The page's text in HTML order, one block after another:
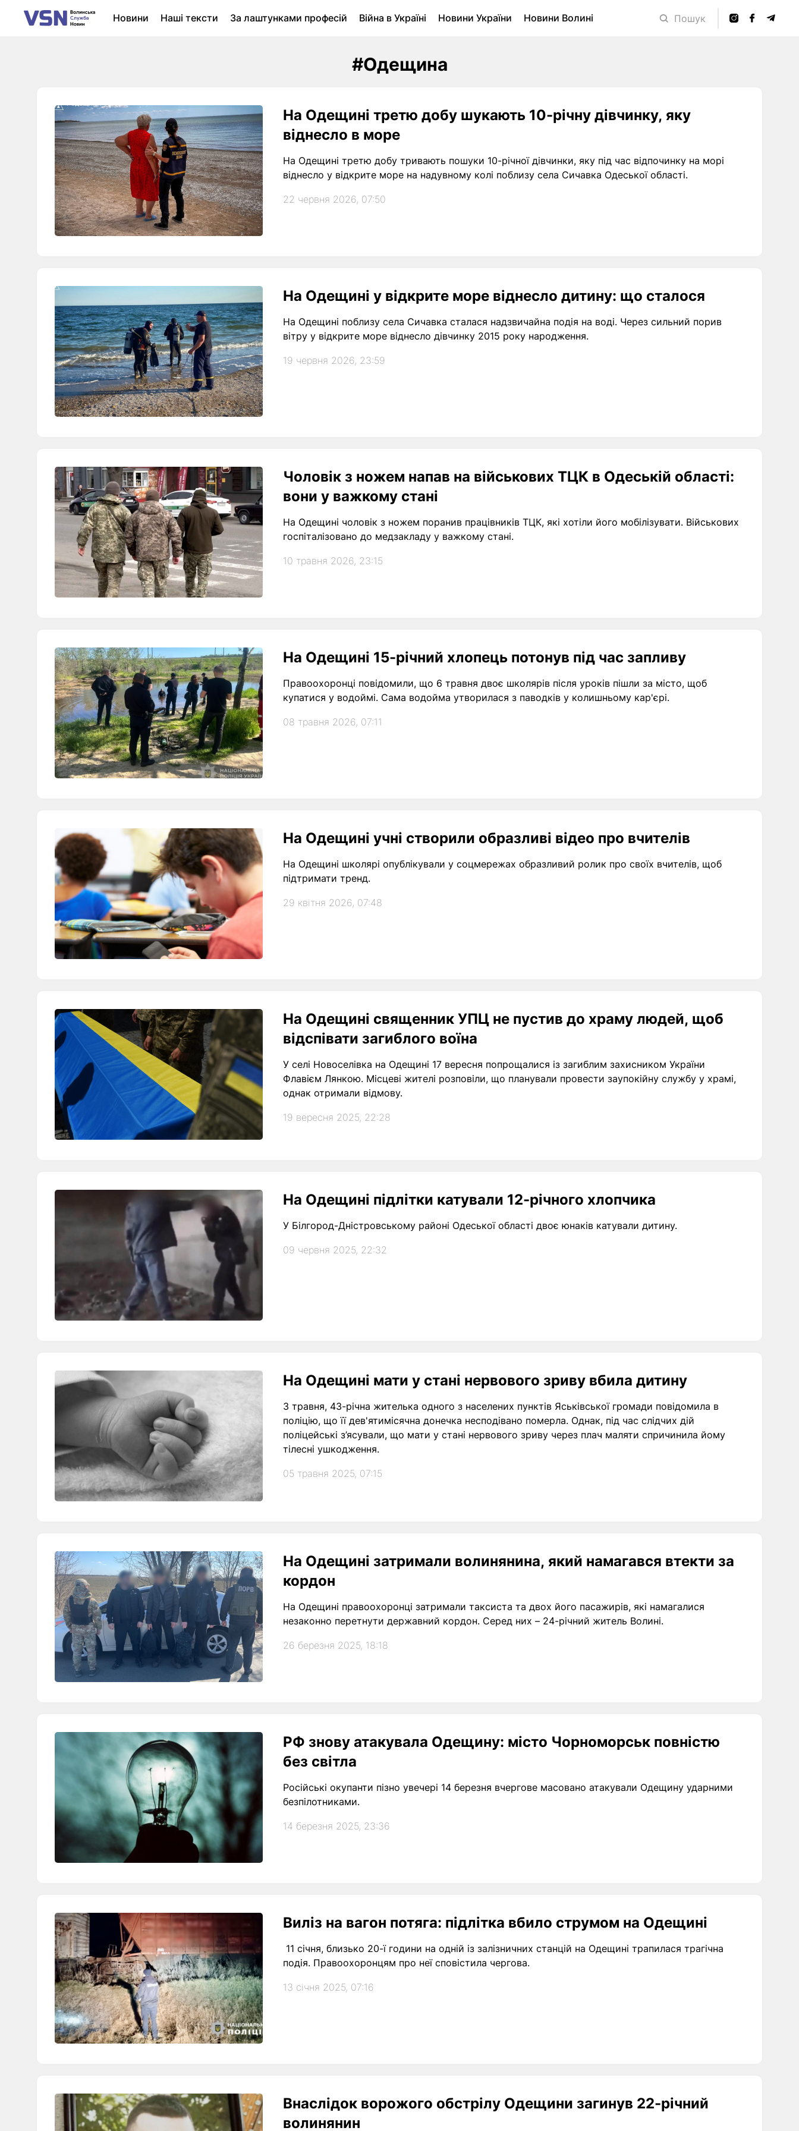
Новини Наші тексти За лаштунками професій Війна в Україні Новини України
Новини Волині
Пошук
#Одещина
На Одещині третю добу шукають 10-річну дівчинку, яку
віднесло в море
На Одещині третю добу тривають пошуки 10-річної дівчинки, яку під час відпочинку на морі
віднесло у відкрите море на надувному колі поблизу села Сичавка Одеської області.
22 червня 2026, 07:50
На Одещині у відкрите море віднесло дитину: що сталося
На Одещині поблизу села Сичавка сталася надзвичайна подія на воді. Через сильний порив
вітру у відкрите море віднесло дівчинку 2015 року народження.
19 червня 2026, 23:59
Чоловік з ножем напав на військових ТЦК в Одеській області:
вони у важкому стані
На Одещині чоловік з ножем поранив працівників ТЦК, які хотіли його мобілізувати. Військових
госпіталізовано до медзакладу у важкому стані.
10 травня 2026, 23:15
На Одещині 15-річний хлопець потонув під час запливу
Правоохоронці повідомили, що 6 травня двоє школярів після уроків пішли за місто, щоб
купатися у водоймі. Сама водойма утворилася з паводків у колишньому кар'єрі.
08 травня 2026, 07:11
На Одещині учні створили образливі відео про вчителів
На Одещині школярі опублікували у соцмережах образливий ролик про своїх вчителів, щоб
підтримати тренд.
29 квітня 2026, 07:48
На Одещині священник УПЦ не пустив до храму людей, щоб
відспівати загиблого воїна
У селі Новоселівка на Одещині 17 вересня попрощалися із загиблим захисником України
Флавієм Лянкою. Місцеві жителі розповіли, що планували провести заупокійну службу у храмі,
однак отримали відмову.
19 вересня 2025, 22:28
На Одещині підлітки катували 12-річного хлопчика
У Білгород-Дністровському районі Одеської області двоє юнаків катували дитину.
09 червня 2025, 22:32
На Одещині мати у стані нервового зриву вбила дитину
3 травня, 43-річна жителька одного з населених пунктів Яськівської громади повідомила в
поліцію, що її дев'ятимісячна донечка несподівано померла. Однак, під час слідчих дій
поліцейські з’ясували, що мати у стані нервового зриву через плач маляти спричинила йому
тілесні ушкодження.
05 травня 2025, 07:15
На Одещині затримали волинянина, який намагався втекти за
кордон
На Одещині правоохоронці затримали таксиста та двох його пасажирів, які намагалися
незаконно перетнути державний кордон. Серед них – 24-річний житель Волині.
26 березня 2025, 18:18
РФ знову атакувала Одещину: місто Чорноморськ повністю
без світла
Російські окупанти пізно увечері 14 березня вчергове масовано атакували Одещину ударними
безпілотниками.
14 березня 2025, 23:36
Виліз на вагон потяга: підлітка вбило струмом на Одещині
11 січня, близько 20-ї години на одній із залізничних станцій на Одещині трапилася трагічна
подія. Правоохоронцям про неї сповістила чергова.
13 січня 2025, 07:16
Внаслідок ворожого обстрілу Одещини загинув 22-річний
волинянин